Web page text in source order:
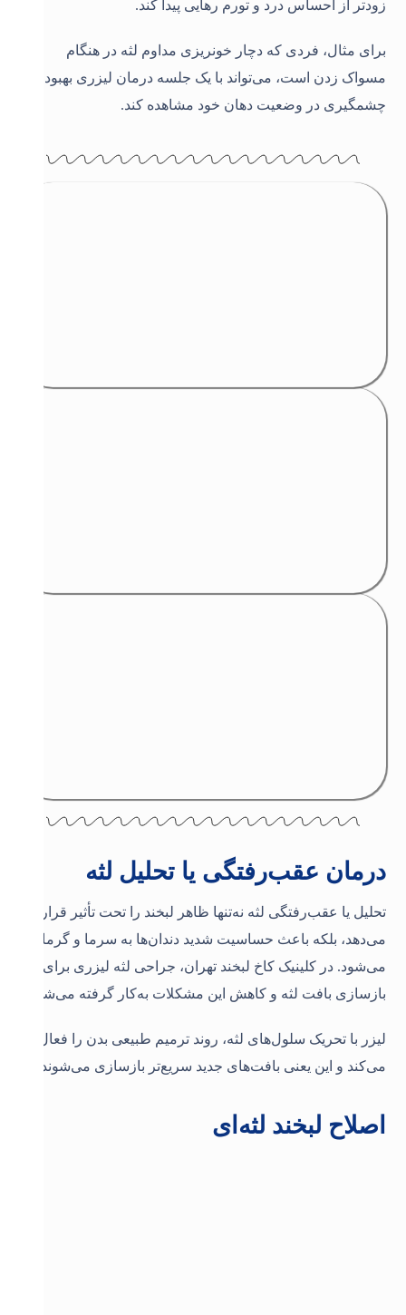
زودتر از احساس درد و تورم رهایی پیدا کند.
برای مثال، فردی که دچار خونریزی مداوم لثه در هنگام
مسواک زدن است، می‌تواند با یک جلسه درمان لیزری بهبود
چشمگیری در وضعیت دهان خود مشاهده کند.
درمان عقب‌رفتگی یا تحلیل لثه
تحلیل یا عقب‌رفتگی لثه نه‌تنها ظاهر لبخند را تحت تأثیر قرار
می‌دهد، بلکه باعث حساسیت شدید دندان‌ها به سرما و گرما هم
می‌شود. در کلینیک کاخ لبخند تهران، جراحی لثه لیزری برای
بازسازی بافت لثه و کاهش این مشکلات به‌کار گرفته می‌شود.
لیزر با تحریک سلول‌های لثه، روند ترمیم طبیعی بدن را فعال
می‌کند و این یعنی بافت‌های جدید سریع‌تر بازسازی می‌شوند
اصلاح لبخند لثه‌ای